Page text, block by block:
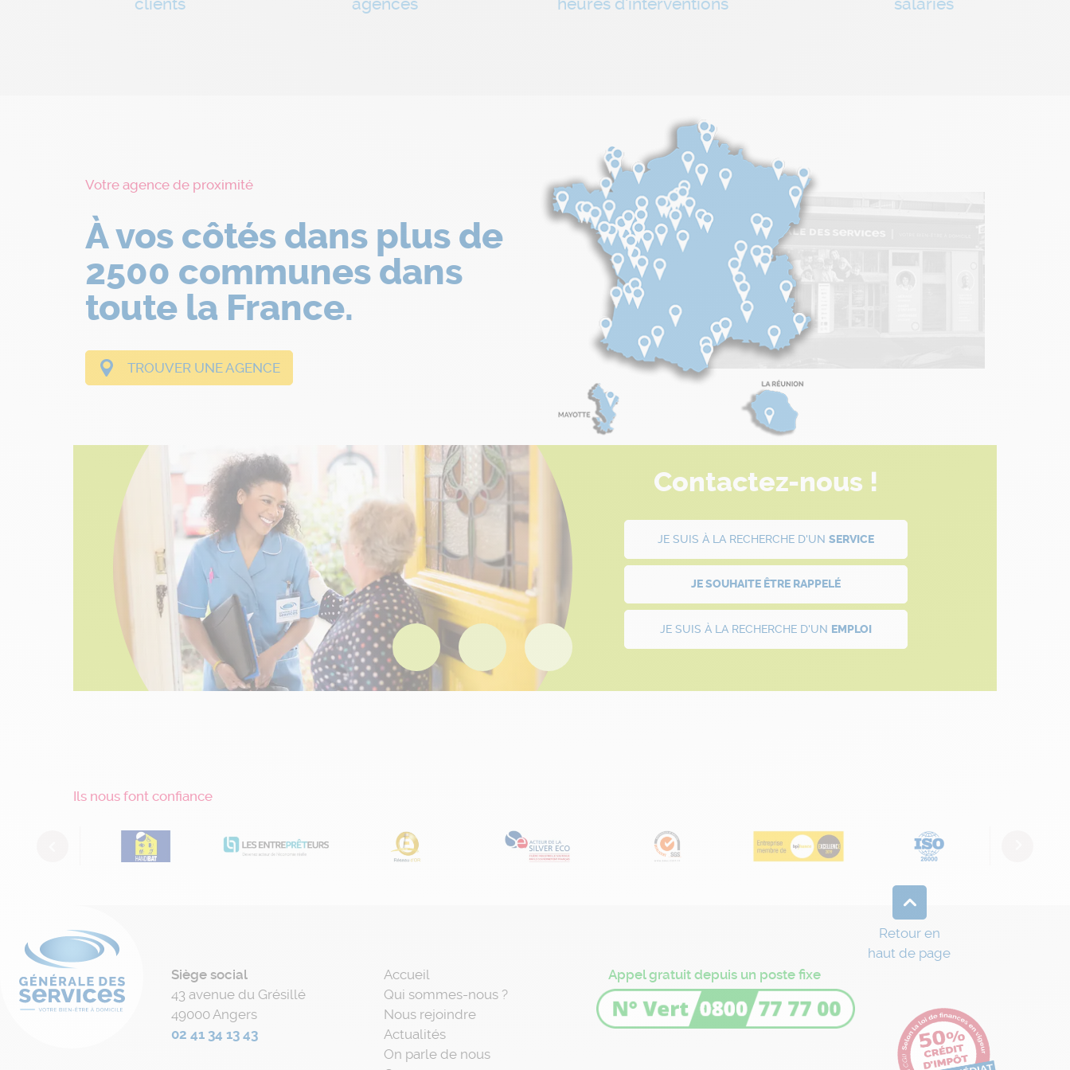
Votre agence de proximité
À vos côtés dans plus de
2500 communes dans
toute la France.
TROUVER UNE AGENCE
Contactez-nous !
JE SUIS À LA RECHERCHE D'UN SERVICE
JE SOUHAITE ÊTRE RAPPELÉ
JE SUIS À LA RECHERCHE D'UN EMPLOI
Ils nous font confiance
Next
Siège social
43 avenue du Grésillé
49000 Angers
02 41 34 13 43
Accueil
Qui sommes-nous ?
Nous rejoindre
Actualités
On parle de nous
Appel gratuit depuis un poste fixe
Retour en
haut de page